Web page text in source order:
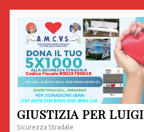
contenuto
(premi
invio)
GIUSTIZIA PER LUIGI
Sicurezza Stradale